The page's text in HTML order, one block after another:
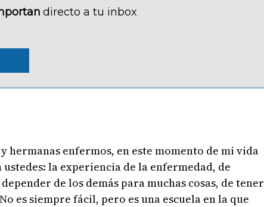
directo a tu inbox
hermanas enfermos, en este momento de mi vida
la experiencia de la enfermedad, de
de los demás para muchas cosas, de tener
es siempre fácil, pero es una escuela en la que